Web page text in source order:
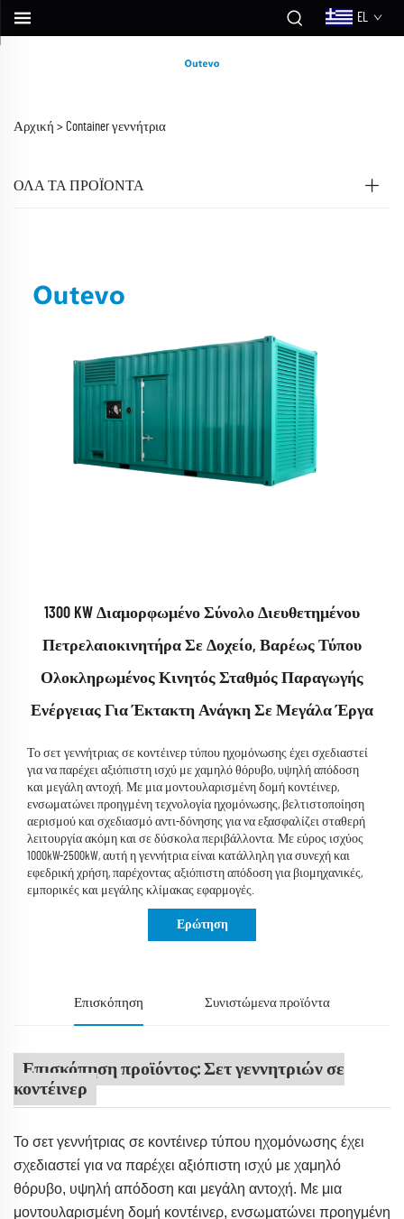
EL
Αρχική > Container γεννήτρια
ΟΛΑ ΤΑ ΠΡΟΪΟΝΤΑ
1300 KW Διαμορφωμένο Σύνολο Διευθετημένου
Πετρελαιοκινητήρα Σε Δοχείο, Βαρέως Τύπου
Ολοκληρωμένος Κινητός Σταθμός Παραγωγής
Ενέργειας Για Έκτακτη Ανάγκη Σε Μεγάλα Έργα
Το σετ γεννήτριας σε κοντέινερ τύπου ηχομόνωσης έχει σχεδιαστεί
για να παρέχει αξιόπιστη ισχύ με χαμηλό θόρυβο, υψηλή απόδοση
και μεγάλη αντοχή. Με μια μοντουλαρισμένη δομή κοντέινερ,
ενσωματώνει προηγμένη τεχνολογία ηχομόνωσης, βελτιστοποίηση
αερισμού και σχεδιασμό αντι-δόνησης για να εξασφαλίζει σταθερή
λειτουργία ακόμη και σε δύσκολα περιβάλλοντα. Με εύρος ισχύος
1000kW-2500kW, αυτή η γεννήτρια είναι κατάλληλη για συνεχή και
εφεδρική χρήση, παρέχοντας αξιόπιστη απόδοση για βιομηχανικές,
εμπορικές και μεγάλης κλίμακας εφαρμογές.
Ερώτηση
Επισκόπηση Συνιστώμενα προϊόντα
Επισκόπηση προϊόντος: Σετ γεννητριών σε
κοντέινερ
Το σετ γεννήτριας σε κοντέινερ τύπου ηχομόνωσης έχει
σχεδιαστεί για να παρέχει αξιόπιστη ισχύ με χαμηλό
θόρυβο, υψηλή απόδοση και μεγάλη αντοχή. Με μια
μοντουλαρισμένη δομή κοντέινερ, ενσωματώνει προηγμένη